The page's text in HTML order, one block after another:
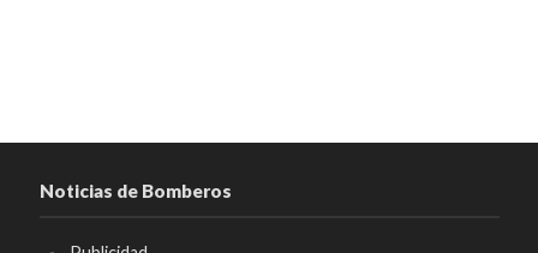
Noticias de Bomberos